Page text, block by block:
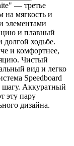
— третье
на мягкость и
элементами
и плавный
долгой ходьбе.
и комфортнее,
Чистый
вид и легко
Speedboard
шагу. Аккуратный
эту пару
дизайна.